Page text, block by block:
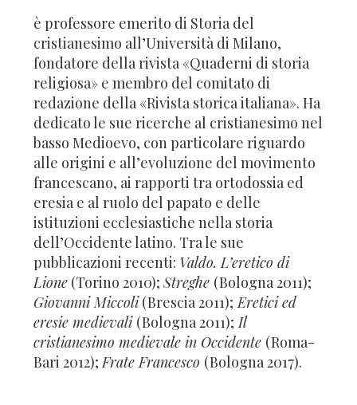
è professore emerito di Storia del
cristianesimo all’Università di Milano,
fondatore della rivista «Quaderni di storia
religiosa» e membro del comitato di
redazione della «Rivista storica italiana». Ha
dedicato le sue ricerche al cristianesimo nel
basso Medioevo, con particolare riguardo
alle origini e all’evoluzione del movimento
francescano, ai rapporti tra ortodossia ed
eresia e al ruolo del papato e delle
istituzioni ecclesiastiche nella storia
dell’Occidente latino. Tra le sue
pubblicazioni recenti: Valdo. L’eretico di
Lione (Torino 2010);Streghe (Bologna 2011);
Giovanni Miccoli(Brescia 2011); Eretici ed
eresie medievali (Bologna 2011); Il
cristianesimo medievale in Occidente (Roma-
Bari 2012);Frate Francesco (Bologna 2017).